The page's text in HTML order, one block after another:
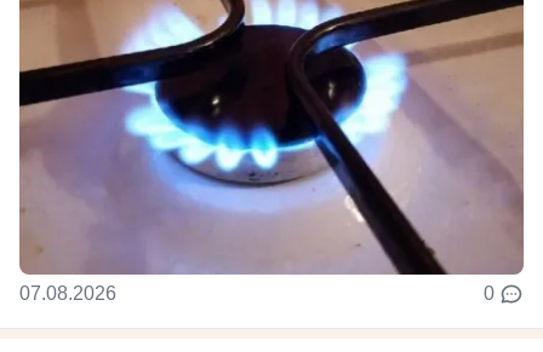
07.08.2026 0